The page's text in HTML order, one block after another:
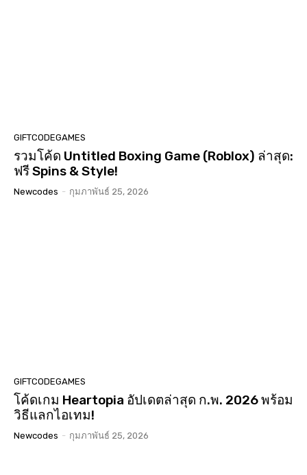
GIFTCODEGAMES
รวมโค้ด Untitled Boxing Game (Roblox) ล่าสุด:
ฟรี Spins & Style!
Newcodes - กุมภาพันธ์ 25, 2026
GIFTCODEGAMES
โค้ดเกม Heartopia อัปเดตล่าสุด ก.พ. 2026 พร้อม
วิธีแลกไอเทม!
Newcodes - กุมภาพันธ์ 25, 2026